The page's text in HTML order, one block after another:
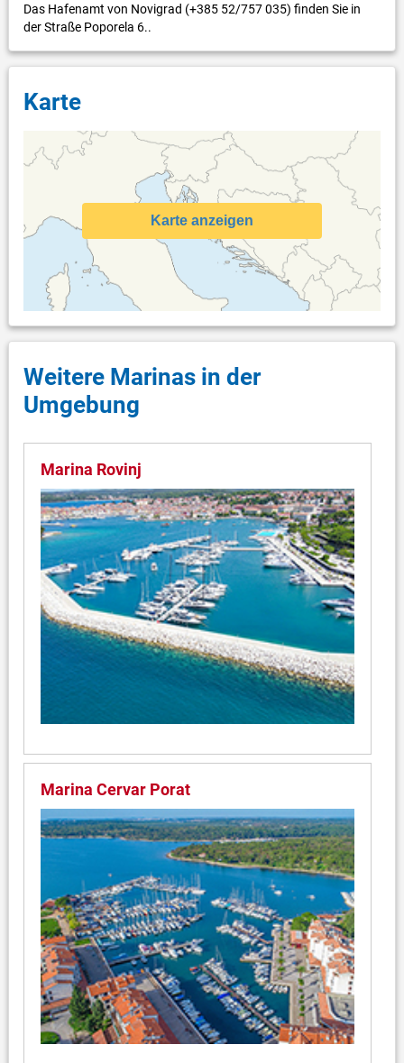
Das Hafenamt von Novigrad (+385 52/757 035) finden Sie in
der Straße Poporela 6..
Karte
Karte anzeigen
Weitere Marinas in der
Umgebung
Marina Rovinj
Marina Cervar Porat